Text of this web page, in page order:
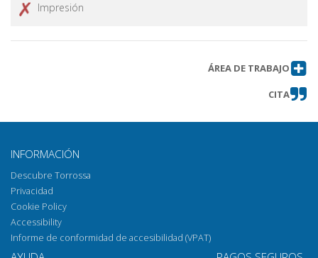
Impresión
ÁREA DE TRABAJO
CITA
INFORMACIÓN
Descubre Torrossa
Privacidad
Cookie Policy
Accessibility
Informe de conformidad de accesibilidad (VPAT)